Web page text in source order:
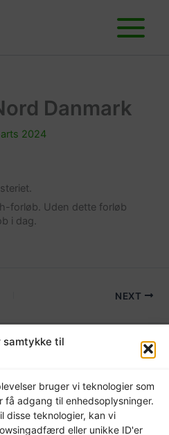
til
bruger vi teknologier som
få adgang til enhedsoplysninger.
disse teknologier, kan vi
eller unikke ID'er
Danmark
2024
forløb. Uden dette forløb
i dag.
NEXT
Present